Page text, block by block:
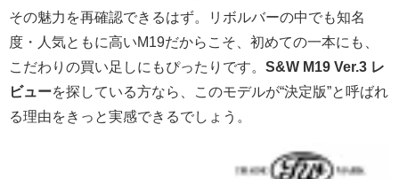
その魅力を再確認できるはず。リボルバーの中でも知名
度・人気ともに高いM19だからこそ、初めての一本にも、
こだわりの買い足しにもぴったりです。 S&W M19 Ver.3 レ
ビューを探している方なら、このモデルが“決定版”と呼ばれ
る理由をきっと実感できるでしょう。